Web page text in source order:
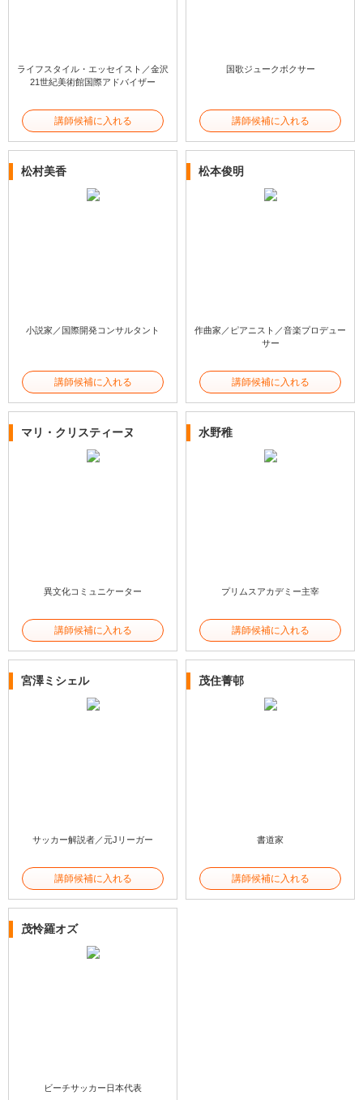
ライフスタイル・エッセイスト／金沢
21世紀美術館国際アドバイザー
講師候補に入れる
国歌ジュークボクサー
講師候補に入れる
松村美香
小説家／国際開発コンサルタント
講師候補に入れる
松本俊明
作曲家／ピアニスト／音楽プロデュー
サー
講師候補に入れる
マリ・クリスティーヌ
異文化コミュニケーター
講師候補に入れる
水野稚
プリムスアカデミー主宰
講師候補に入れる
宮澤ミシェル
サッカー解説者／元Jリーガー
講師候補に入れる
茂住菁邨
書道家
講師候補に入れる
茂怜羅オズ
ビーチサッカー日本代表